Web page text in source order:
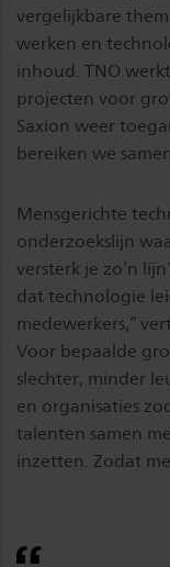
vergelijkbare
werken en
inhoud. TNO
projecten voor
Saxion weer
bereiken we
Mensgerichte
onderzoekslijn
versterk je zo’n
dat technologie
medewerkers,”
Voor bepaalde
slechter, minder
en organisaties
talenten samen
inzetten. Zodat